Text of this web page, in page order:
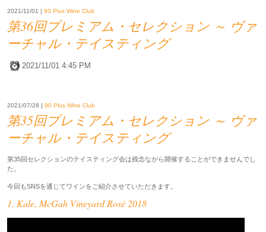
2021/11/01 | 90 Plus Wine Club
第36回プレミアム・セレクション ～ ヴァ
ーチャル・テイスティング
2021/11/01 4:45 PM
2021/07/28 | 90 Plus Wine Club
第35回プレミアム・セレクション ～ ヴァ
ーチャル・テイスティング
第35回セレクションのテイスティング会は残念ながら開催することができませんでし
た。
今回もSNSを通じてワインをご紹介させていただきます。
1. Kale, McGah Vineyard Rosé 2018